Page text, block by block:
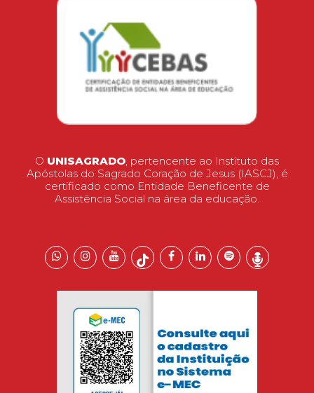
O UNISAGRADO, pertencente ao Instituto das
Apóstolas do Sagrado Coração de Jesus (IASCJ), é
certificado como Entidade Beneficente de
Assistência Social na área da educação.